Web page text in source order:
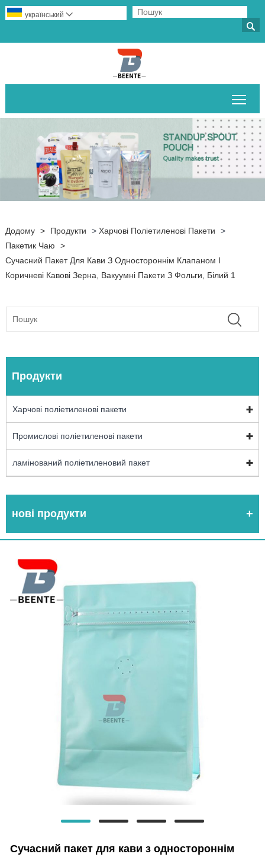

український 
Додому > Продукти > Харчові Поліетиленові Пакети
>
Пакетик Чаю
>
Сучасний Пакет Для Кави З Одностороннім Клапаном І
Коричневі Кавові Зерна, Вакуумні Пакети З Фольги, Білий 1
Продукти
Харчові поліетиленові пакети
Промислові поліетиленові пакети
ламінований поліетиленовий пакет
нові продукти
Сучасний пакет для кави з одностороннім